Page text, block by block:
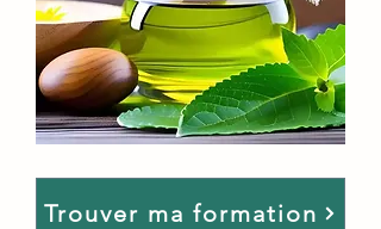
Trouver ma formation